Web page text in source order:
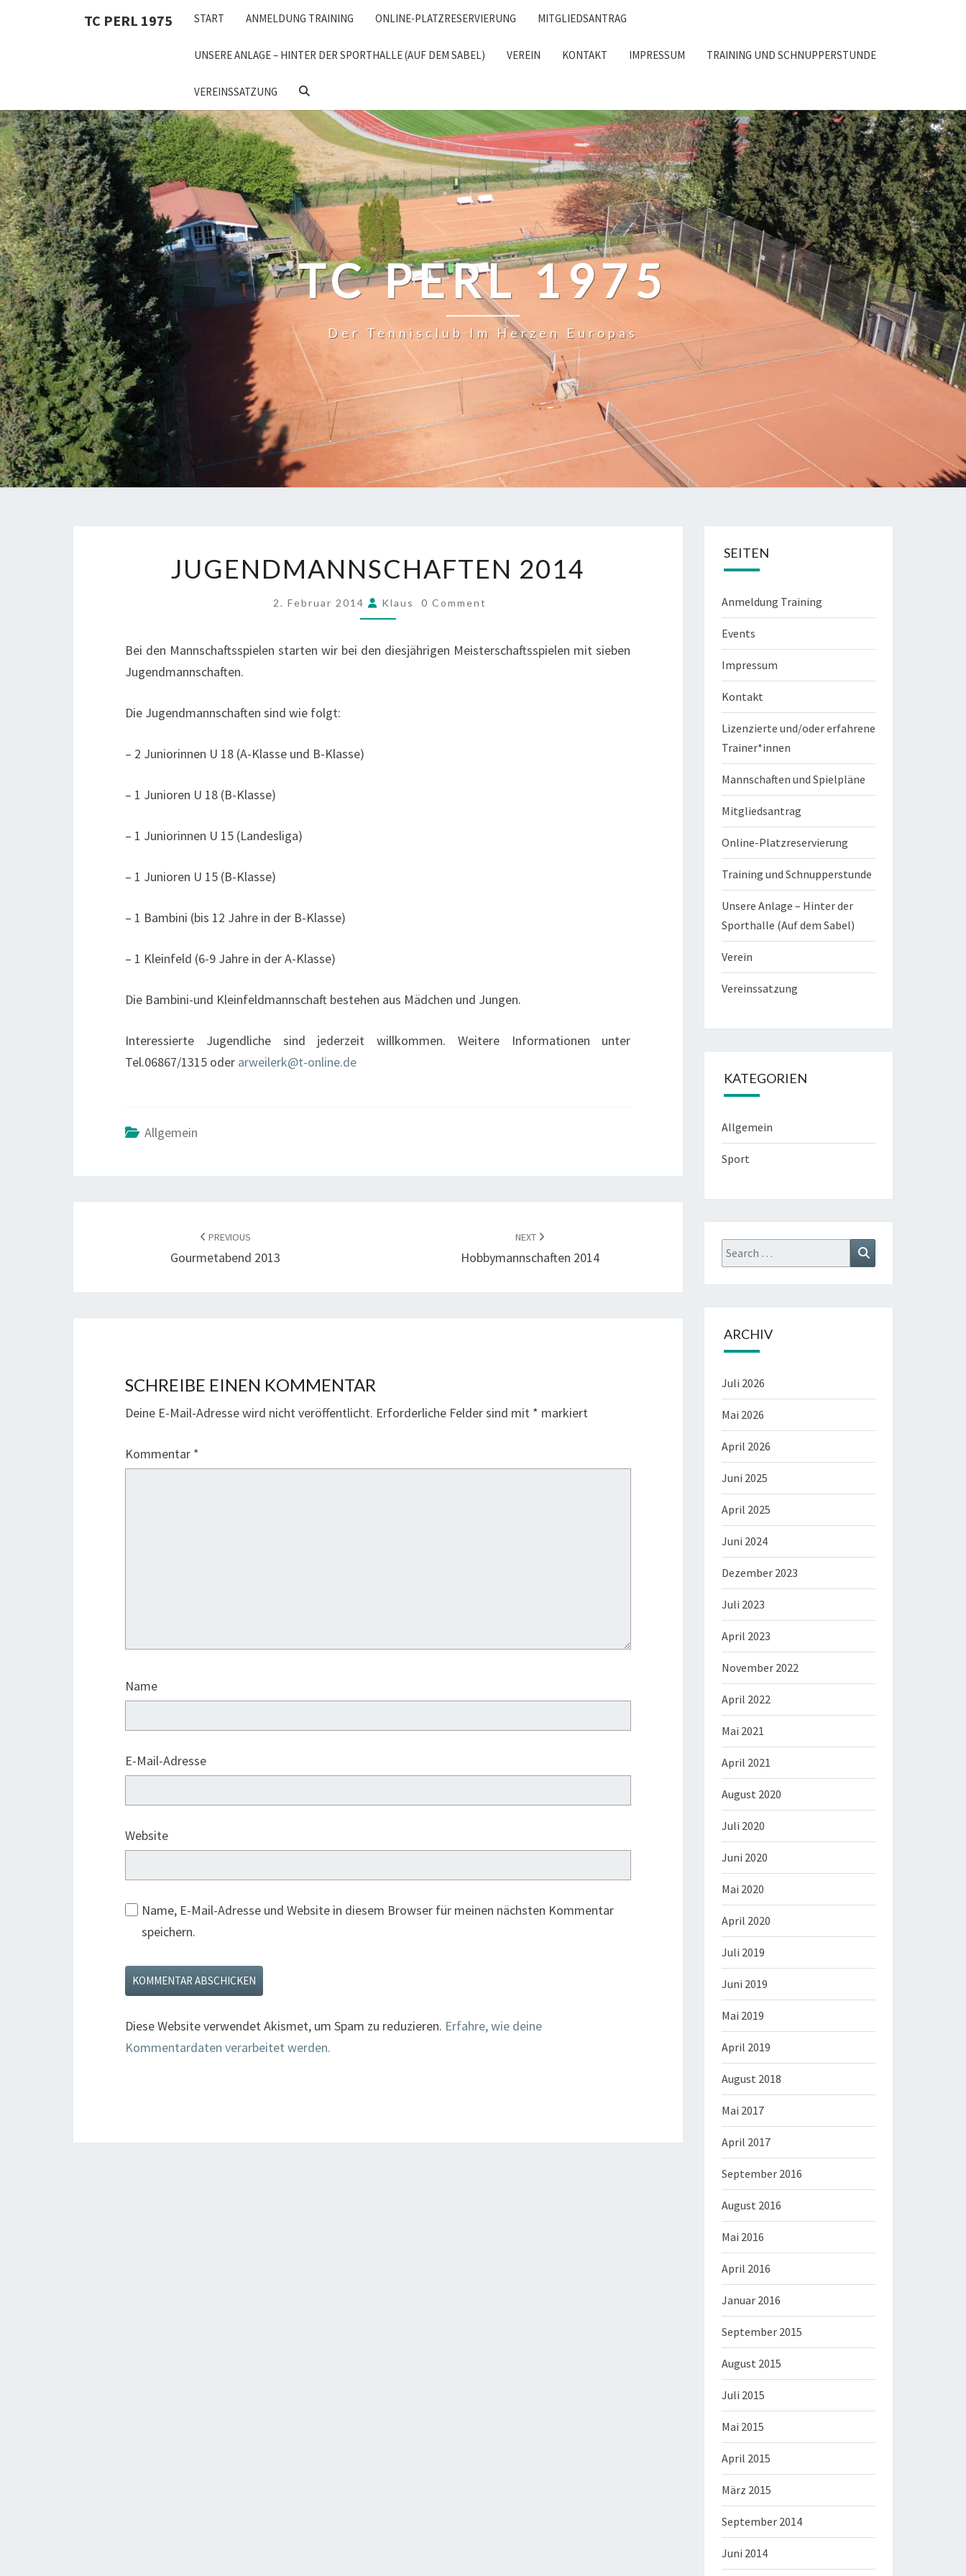
TC PERL 1975 START ANMELDUNG TRAINING ONLINE-PLATZRESERVIERUNG MITGLIEDSANTRAG
UNSERE ANLAGE – HINTER DER SPORTHALLE (AUF DEM SABEL) VEREIN KONTAKT IMPRESSUM TRAINING UND SCHNUPPERSTUNDE
VEREINSSATZUNG
SEARCH
TC PERL 1975
Der Tennisclub Im Herzen Europas
2014
JUGENDMANNSCHAFTEN 2014
2. Februar 2014 Klaus COMMENTS
0 Comment
Bei den Mannschaftsspielen starten wir bei den diesjährigen Meisterschaftsspielen mit sieben
Jugendmannschaften.
Die Jugendmannschaften sind wie folgt:
– 2 Juniorinnen U 18 (A-Klasse und B-Klasse)
– 1 Junioren U 18 (B-Klasse)
– 1 Juniorinnen U 15 (Landesliga)
– 1 Junioren U 15 (B-Klasse)
– 1 Bambini (bis 12 Jahre in der B-Klasse)
– 1 Kleinfeld (6-9 Jahre in der A-Klasse)
Die Bambini-und Kleinfeldmannschaft bestehen aus Mädchen und Jungen.
Interessierte Jugendliche sind jederzeit willkommen. Weitere Informationen unter
Tel.06867/1315 oder arweilerk@t-online.de
Allgemein
NAVIGATION PREVIOUS
Gourmetabend 2013
NEXT
Hobbymannschaften 2014
SCHREIBE EINEN KOMMENTAR
Deine E-Mail-Adresse wird nicht veröffentlicht. Erforderliche Felder sind mit * markiert
Kommentar *
Name
E-Mail-Adresse
Website
Name, E-Mail-Adresse und Website in diesem Browser für meinen nächsten Kommentar
speichern.
Diese Website verwendet Akismet, um Spam zu reduzieren. Erfahre, wie deine
Kommentardaten verarbeitet werden.
SEITEN
Anmeldung Training
Events
Impressum
Kontakt
Lizenzierte und/oder erfahrene
Trainer*innen
Mannschaften und Spielpläne
Mitgliedsantrag
Online-Platzreservierung
Training und Schnupperstunde
Unsere Anlage – Hinter der
Sporthalle (Auf dem Sabel)
Verein
Vereinssatzung
KATEGORIEN
Allgemein
Sport
Search
for:
ARCHIV
Juli 2026
Mai 2026
April 2026
Juni 2025
April 2025
Juni 2024
Dezember 2023
Juli 2023
April 2023
November 2022
April 2022
Mai 2021
April 2021
August 2020
Juli 2020
Juni 2020
Mai 2020
April 2020
Juli 2019
Juni 2019
Mai 2019
April 2019
August 2018
Mai 2017
April 2017
September 2016
August 2016
Mai 2016
April 2016
Januar 2016
September 2015
August 2015
Juli 2015
Mai 2015
April 2015
März 2015
September 2014
Juni 2014